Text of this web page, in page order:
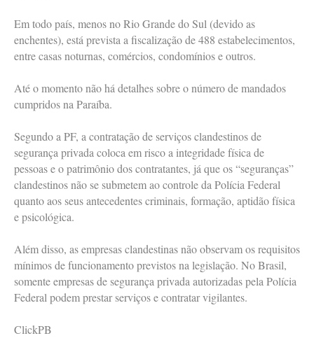
Em todo país, menos no Rio Grande do Sul (devido as
enchentes), está prevista a fiscalização de 488 estabelecimentos,
entre casas noturnas, comércios, condomínios e outros.
Até o momento não há detalhes sobre o número de mandados
cumpridos na Paraíba.
Segundo a PF, a contratação de serviços clandestinos de
segurança privada coloca em risco a integridade física de
pessoas e o patrimônio dos contratantes, já que os “seguranças”
clandestinos não se submetem ao controle da Polícia Federal
quanto aos seus antecedentes criminais, formação, aptidão física
e psicológica.
Além disso, as empresas clandestinas não observam os requisitos
mínimos de funcionamento previstos na legislação. No Brasil,
somente empresas de segurança privada autorizadas pela Polícia
Federal podem prestar serviços e contratar vigilantes.
ClickPB